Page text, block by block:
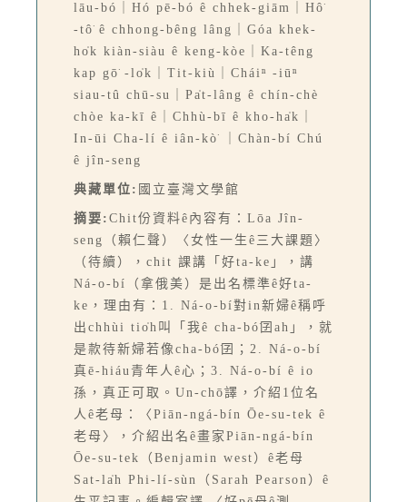
lāu-bó｜Hó pē-bó ê chhek-giām｜Hô͘
-tô͘ ê chhong-bêng lâng｜Góa khek-
ho̍k kiàn-siàu ê keng-kòe｜Ka-têng
kap gō͘ -lo̍k｜Tit-kiù｜Cháiⁿ -iūⁿ
siau-tû chū-su｜Pa̍t-lâng ê chín-chè
chòe ka-kī ê｜Chhù-bī ê kho-ha̍k｜
In-ūi Cha-lí ê iân-kò͘ ｜Chàn-bí Chú
ê jîn-seng
典藏單位: 國立臺灣文學館
摘要: Chit份資料ê內容有：Lōa Jîn-
seng（賴仁聲）〈女性一生ê三大課題〉
（待續），chit 課講「好ta-ke」，講
Ná-o-bí（拿俄美）是出名標準ê好ta-
ke，理由有：1. Ná-o-bí對in新婦ê稱呼
出chhùi tio̍h叫「我ê cha-bó͘囝ah」，就
是款待新婦若像cha-bó͘囝；2. Ná-o-bí
真ē-hiáu青年人ê心；3. Ná-o-bí ê io
孫，真正可取。Un-chō͘譯，介紹1位名
人ê老母：〈Piān-ngá-bín Ōe-su-tek ê
老母〉，介紹出名ê畫家Piān-ngá-bín
Ōe-su-tek（Benjamin west）ê老母
Sat-la̍h Phi-lí-sùn（Sarah Pearson）ê